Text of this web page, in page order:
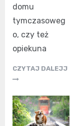
domu
tymczasoweg
o, czy też
opiekuna
CZYTAJ DALEJJ